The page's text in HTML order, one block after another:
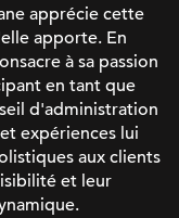
apprécie cette
apporte. En
à sa passion
en tant que
d'administration
expériences lui
aux clients
et leur